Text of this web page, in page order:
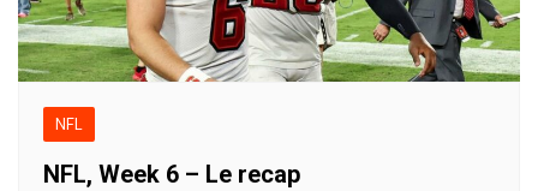
NFL
NFL, Week 6 – Le recap